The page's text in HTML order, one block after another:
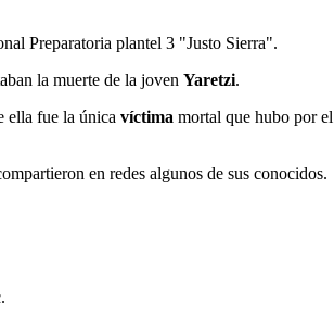
Preparatoria plantel 3 "Justo Sierra".
la muerte de la joven Yaretzi.
ella fue la única víctima mortal que hubo por
en redes algunos de sus conocidos.